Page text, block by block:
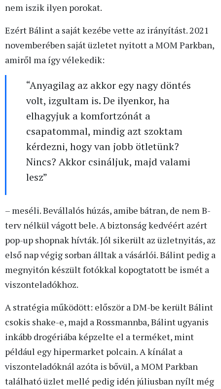
nem iszik ilyen porokat.
Ezért Bálint a saját kezébe vette az irányítást. 2021
novemberében saját üzletet nyitott a MOM Parkban,
amiről ma így vélekedik:
“Anyagilag az akkor egy nagy döntés
volt, izgultam is. De ilyenkor, ha
elhagyjuk a komfortzónát a
csapatommal, mindig azt szoktam
kérdezni, hogy van jobb ötletünk?
Nincs? Akkor csináljuk, majd valami
lesz”
– meséli. Bevállalós húzás, amibe bátran, de nem B-
terv nélkül vágott bele. A biztonság kedvéért azért
pop-up shopnak hívták. Jól sikerült az üzletnyitás, az
első nap végig sorban álltak a vásárlói. Bálint pedig a
megnyitón készült fotókkal kopogtatott be ismét a
viszonteladókhoz.
A stratégia működött: először a DM-be került Bálint
csokis shake-e, majd a Rossmannba, Bálint ugyanis
inkább drogériába képzelte el a terméket, mint
például egy hipermarket polcain. A kínálat a
viszonteladóknál azóta is bővül, a MOM Parkban
található üzlet mellé pedig idén júliusban nyílt még